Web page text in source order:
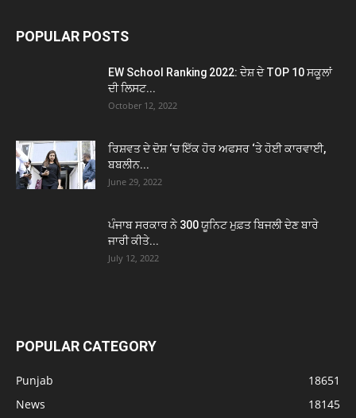
POPULAR POSTS
EW School Ranking 2022: ਦੇਸ਼ ਦੇ TOP 10 ਸਕੂਲਾਂ
ਦੀ ਲਿਸਟ...
October 12, 2022
ਰਿਸ਼ਵਤ ਦੇ ਦੋਸ਼ ‘ਚ ਇੱਕ ਹੋਰ ਅਫਸਰ ‘ਤੇ ਹੋਈ ਕਾਰਵਾਈ,
ਬਬਲੀਨ...
June 29, 2022
ਪੰਜਾਬ ਸਰਕਾਰ ਨੇ 300 ਯੂਨਿਟ ਮੁਫ਼ਤ ਬਿਜਲੀ ਦੇਣ ਬਾਰੇ
ਜਾਰੀ ਕੀਤੇ...
July 12, 2022
POPULAR CATEGORY
Punjab
18651
News
18145